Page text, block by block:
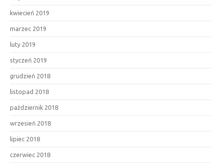
kwiecień 2019
marzec 2019
luty 2019
styczeń 2019
grudzień 2018
listopad 2018
październik 2018
wrzesień 2018
lipiec 2018
czerwiec 2018